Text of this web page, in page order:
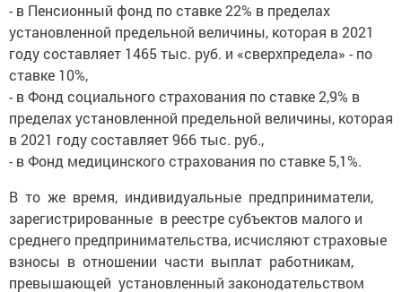
- в Пенсионный фонд по ставке 22% в пределах
установленной предельной величины, которая в 2021
году составляет 1465 тыс. руб. и «сверхпредела» - по
ставке 10%,
- в Фонд социального страхования по ставке 2,9% в
пределах установленной предельной величины, которая
в 2021 году составляет 966 тыс. руб.,
- в Фонд медицинского страхования по ставке 5,1%.
В то же время, индивидуальные предприниматели,
зарегистрированные в реестре субъектов малого и
среднего предпринимательства, исчисляют страховые
взносы в отношении части выплат работникам,
превышающей установленный законодательством